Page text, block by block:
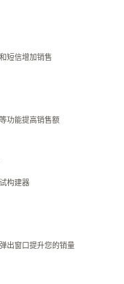
短信增加销售
功能提高销售额
构建器
出窗口提升您的销量